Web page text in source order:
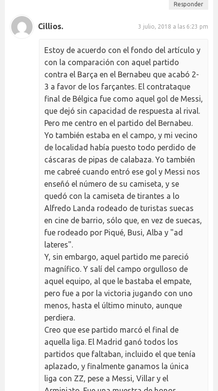
Responder
Cillios. 3 julio, 2018 a las 6:23 pm
Estoy de acuerdo con el fondo del artículo y
con la comparación con aquel partido
contra el Barça en el Bernabeu que acabó 2-
3 a favor de los farçantes. El contrataque
final de Bélgica fue como aquel gol de Messi,
que dejó sin capacidad de respuesta al rival.
Pero me centro en el partido del Bernabeu.
Yo también estaba en el campo, y mi vecino
de localidad había puesto todo perdido de
cáscaras de pipas de calabaza. Yo también
me cabreé cuando entró ese gol y Messi nos
enseñó el número de su camiseta, y se
quedó con la camiseta de tirantes a lo
Alfredo Landa rodeado de turistas suecas
en cine de barrio, sólo que, en vez de suecas,
fue rodeado por Piqué, Busi, Alba y "ad
lateres".
Y, sin embargo, aquel partido me pareció
magnífico. Y salí del campo orgulloso de
aquel equipo, al que le bastaba el empate,
pero fue a por la victoria jugando con uno
menos, hasta el último minuto, aunque
perdiera.
Creo que ese partido marcó el final de
aquella liga. El Madrid ganó todos los
partidos que faltaban, incluido el que tenía
aplazado, y finalmente ganamos la única
liga con ZZ, pese a Messi, Villar y el